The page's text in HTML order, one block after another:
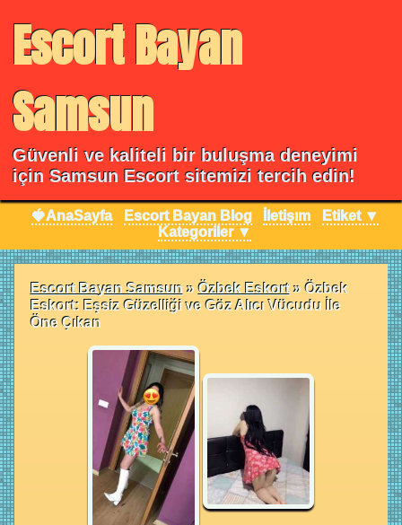
Escort Bayan
Samsun
Güvenli ve kaliteli bir buluşma deneyimi
için Samsun Escort sitemizi tercih edin!
🍓AnaSayfa Escort Bayan Blog İletişım
Etiket ▼
Kategoriler ▼
Escort Bayan Samsun »Özbek Eskort»Özbek
Eskort: Eşsiz Güzelliği ve Göz Alıcı Vücudu İle
Öne Çıkan